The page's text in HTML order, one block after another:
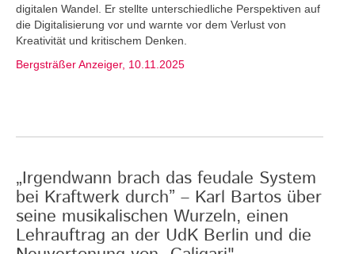
digitalen Wandel. Er stellte unterschiedliche Perspektiven auf
die Digitalisierung vor und warnte vor dem Verlust von
Kreativität und kritischem Denken.
Bergsträßer Anzeiger, 10.11.2025
„Irgendwann brach das feudale System
bei Kraftwerk durch” – Karl Bartos über
seine musikalischen Wurzeln, einen
Lehrauftrag an der UdK Berlin und die